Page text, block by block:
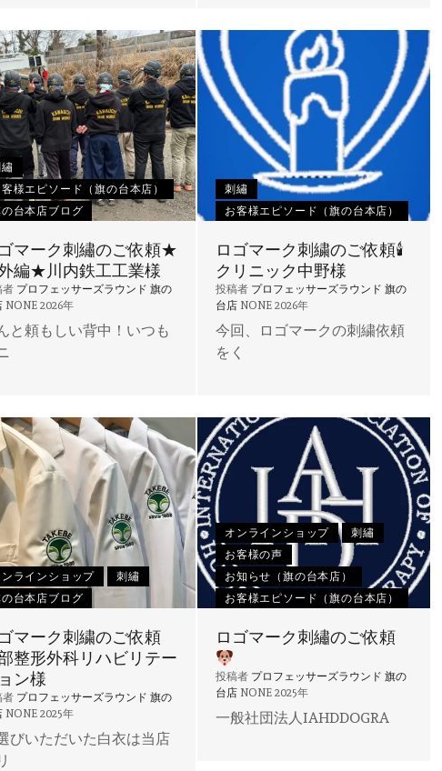
客様エピソード（旗の台本店）
台本店ブログ
マーク刺繡のご依頼★
編★川内鉄工工業様
者 プロフェッサーズラウンド 旗の
NONE 2026年
と頼もしい背中！いつも
刺繡
お客様エピソード（旗の台本店）
ロゴマーク刺繍のご依頼🕯
クリニック中野様
投稿者 プロフェッサーズラウンド 旗の
台店 NONE 2026年
今回、ロゴマークの刺繍依頼
をく
ンラインショップ
刺繡
台本店ブログ
マーク刺繍のご依頼
整形外科リハビリテー
ン様
者 プロフェッサーズラウンド 旗の
NONE 2025年
びいただいた白衣は当店
オンラインショップ
刺繡
お客様の声
お知らせ（旗の台本店）
お客様エピソード（旗の台本店）
ロゴマーク刺繡のご依頼
投稿者 プロフェッサーズラウンド 旗の
台店 NONE 2025年
一般社団法人IAHDDOGRA